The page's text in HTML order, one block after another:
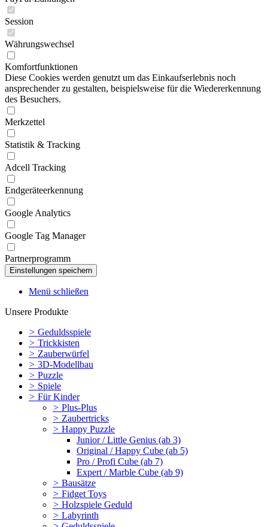
Session
Währungswechsel
Komfortfunktionen
Diese Cookies werden genutzt um das Einkaufserlebnis noch
ansprechender zu gestalten, beispielsweise für die Wiedererkennung
des Besuchers.
Merkzettel
Statistik & Tracking
Adcell Tracking
Endgeräteerkennung
Google Analytics
Google Tag Manager
Partnerprogramm
Menü schließen
Unsere Produkte
> Geduldsspiele
> Trickkisten
> Zauberwürfel
> 3D-Modellbau
> Puzzle
> Spiele
> Für Kinder
> Plus-Plus
> Zaubertricks
> Happy Puzzle
Junior / Little Genius (ab 3)
Original / Happy Cube (ab 5)
Pro / Profi Cube (ab 7)
Expert / Marble Cube (ab 9)
> Bausätze
> Fidget Toys
> Holzspiele Geduld
> Labyrinth